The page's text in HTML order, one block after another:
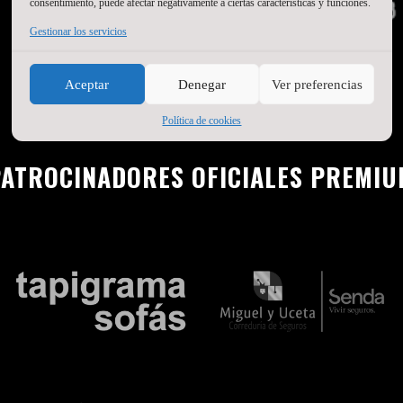
Gestionar los servicios
Aceptar Denegar Ver preferencias
Política de cookies
OFICIALES